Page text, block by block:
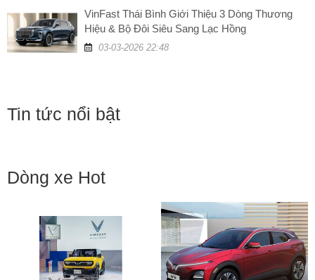
Tin tức nổi bật
Dòng xe Hot
VinFast Thái Bình Giới Thiệu 3 Dòng Thương
Hiệu & Bộ Đôi Siêu Sang Lạc Hồng
03-03-2026 22:48